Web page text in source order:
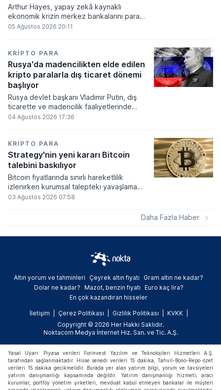
Arthur Hayes, yapay zekâ kaynaklı
ekonomik krizin merkez bankalarını para
basmaya zorlayacağını ve bu durumun
kayıplarının tetikleyeceği kredi krizinin
küresel likidite artışına yol açacağını belirtti
ve bitcoinin bu süreçte en hızlı tepki veren
varlık olacağı vurguladı.
05 Ağustos 2026 20:11
KRIPTO PARA
Rusya'da madencilikten elde edilen
kripto paralarla dış ticaret dönemi
başlıyor
Rusya devlet başkanı Vladimir Putin, dış
ticarette ve madencilik faaliyetlerinde
kripto varlıkların kullanımına onay veren
elde edilen dijital paraların belirli şartlar
altında dolaşımına ve menkul kıymet
alımlarında kullanılmasına olanak sağlanıyor.
04 Ağustos 2026 17:36
KRIPTO PARA
Strategy'nin yeni kararı Bitcoin
talebini baskılıyor
Bitcoin fiyatlarında sınırlı hareketlilik
izlenirken kurumsal talepteki yavaşlama
piyasa dinamiklerini etkiliyor. ABD Merkez
03 Ağustos 2026 07:58
Daha Fazla Haber
Altın yorum ve tahminleri Çeyrek altın fiyatı
Gram altın ne kadar?
Dolar ne kadar?
Mazot, benzin fiyatı
Euro kaç lira?
En çok kazandıran hisseler
İletişim Çerez Politikası Gizlilik Politikası
KVKK
Copyright © 2026 Her Hakkı Saklıdır.
Noktacom Medya İnternet Hiz. San. ve Tic. A.Ş.
Yasal Uyarı: Piyasa verileri Forinvest Yazılım ve Teknolojileri Hizmetleri A.Ş.
tarafından sağlanmaktadır. Hisse senedi verileri 15 dakika, Tahvil-Bono-Repo özet
verileri 15 dakika gecikmelidir. Burada yer alan yatırım bilgi, yorum ve tavsiyeleri
yatırım danışmanlığı kapsamında değildir. Yatırım danışmanlığı hizmeti; aracı
kurumlar, portföy yönetim şirketleri, mevduat kabul etmeyen bankalar ile müşteri